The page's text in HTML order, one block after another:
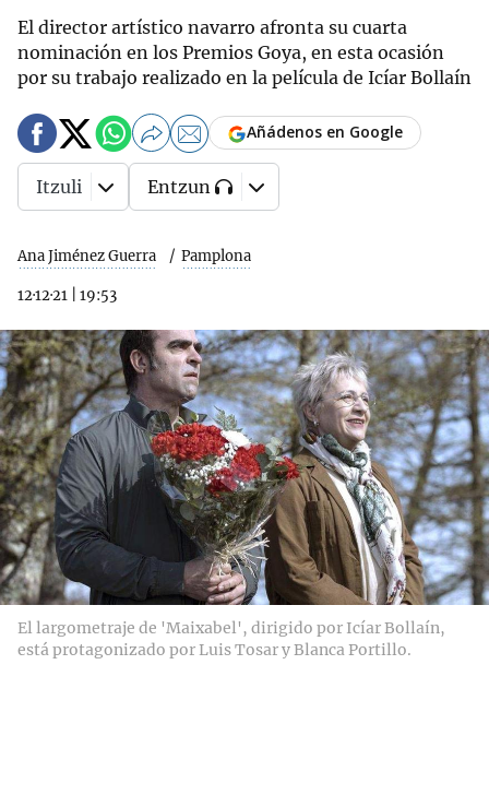
El director artístico navarro afronta su cuarta
nominación en los Premios Goya, en esta ocasión
por su trabajo realizado en la película de Icíar Bollaín
Ana Jiménez Guerra Pamplona
12·12·21 19:53
Añádenos en Google
Itzuli Entzun
El largometraje de 'Maixabel', dirigido por Icíar Bollaín,
está protagonizado por Luis Tosar y Blanca Portillo.